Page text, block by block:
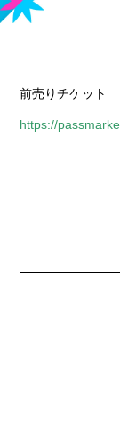
前売りチケット
https://